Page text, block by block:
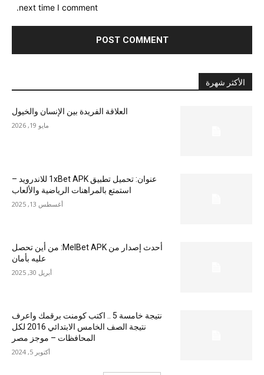
next time I comment.
الأكثر شهرة
العلاقة الفريدة بين الإنسان والخيول
مايو 19, 2026
عنوان: تحميل تطبيق 1xBet APK للاندرويد –
استمتع بالمراهنات الرياضية والألعاب
أغسطس 13, 2025
أحدث إصدار من MelBet APK: من أين تحصل
عليه بأمان
أبريل 30, 2025
نتيجة خامسة 5 .. اكتب كومنت برقمك واعرف
نتيجة الصف الخامس الابتدائي 2016 لكل
المحافظات – موجز مصر
أكتوبر 5, 2024